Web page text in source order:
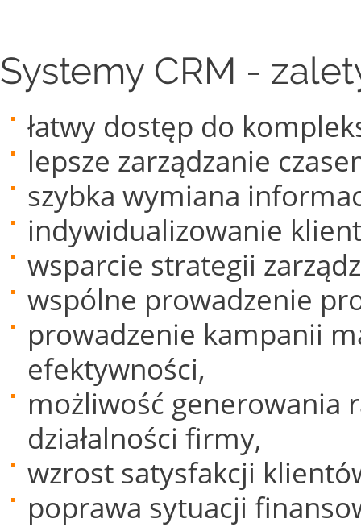
Systemy CRM -
łatwy dostęp do
lepsze zarządzanie
szybka wymiana
indywidualizowanie
wsparcie strategii
wspólne prowadzenie
prowadzenie kampanii
efektywności,
możliwość generowania
działalności firmy,
wzrost satysfakcji
poprawa sytuacji